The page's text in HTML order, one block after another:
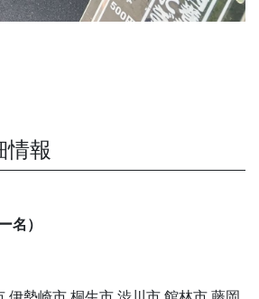
情報
名）